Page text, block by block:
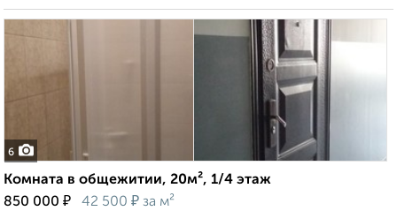
6
Комната в общежитии, 20м², 1/4 этаж
850 000 ₽ 42 500 ₽ за м²